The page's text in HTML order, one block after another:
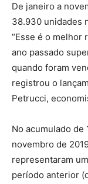
De janeiro a
38.930 unidades
“Esse é o melhor
ano passado
quando foram
registrou o
Petrucci,
No acumulado de
novembro de
representaram
período anterior